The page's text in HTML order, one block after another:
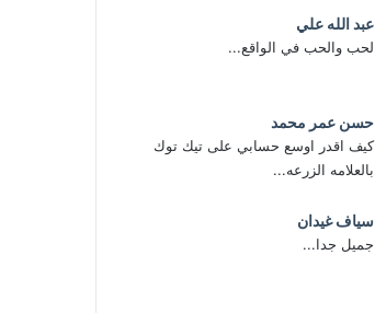
عبد الله علي
لحب والحب في الواقع...
حسن عمر محمد
كيف اقدر اوسع حسابي على تيك توك
بالعلامه الزرعه...
سياف غيدان
جميل جدا...